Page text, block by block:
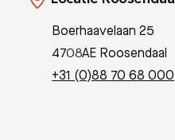
Boerhaavelaan 25
4708AE Roosendaal
+31 (0)88 70 68 000